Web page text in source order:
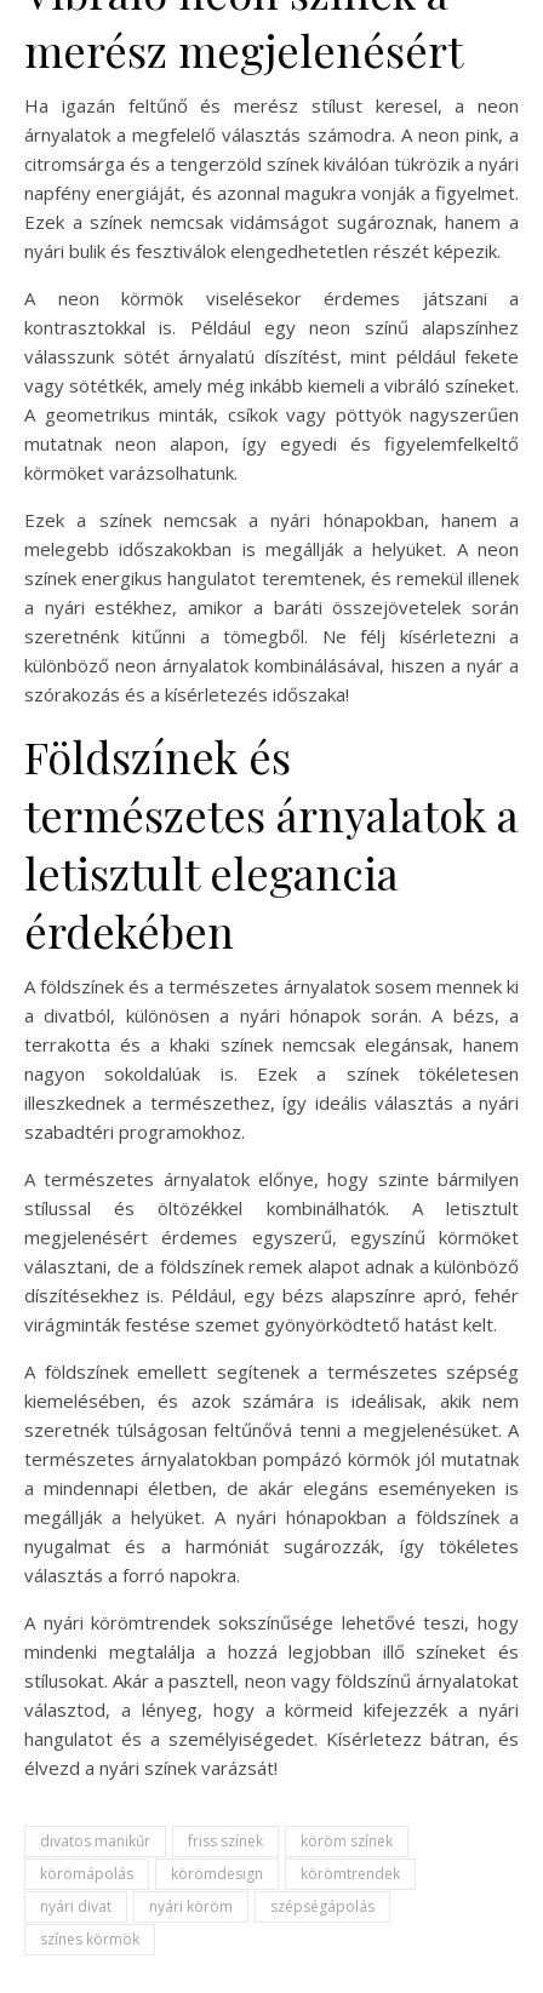
merész megjelenésért
Ha igazán feltűnő és merész stílust keresel, a neon
árnyalatok a megfelelő választás számodra. A neon pink, a
citromsárga és a tengerzöld színek kiválóan tükrözik a nyári
napfény energiáját, és azonnal magukra vonják a figyelmet.
Ezek a színek nemcsak vidámságot sugároznak, hanem a
nyári bulik és fesztiválok elengedhetetlen részét képezik.
A neon körmök viselésekor érdemes játszani a
kontrasztokkal is. Például egy neon színű alapszínhez
válasszunk sötét árnyalatú díszítést, mint például fekete
vagy sötétkék, amely még inkább kiemeli a vibráló színeket.
A geometrikus minták, csíkok vagy pöttyök nagyszerűen
mutatnak neon alapon, így egyedi és figyelemfelkeltő
körmöket varázsolhatunk.
Ezek a színek nemcsak a nyári hónapokban, hanem a
melegebb időszakokban is megállják a helyüket. A neon
színek energikus hangulatot teremtenek, és remekül illenek
a nyári estékhez, amikor a baráti összejövetelek során
szeretnénk kitűnni a tömegből. Ne félj kísérletezni a
különböző neon árnyalatok kombinálásával, hiszen a nyár a
szórakozás és a kísérletezés időszaka!
Földszínek és
természetes árnyalatok a
letisztult elegancia
érdekében
A földszínek és a természetes árnyalatok sosem mennek ki
a divatból, különösen a nyári hónapok során. A bézs, a
terrakotta és a khaki színek nemcsak elegánsak, hanem
nagyon sokoldalúak is. Ezek a színek tökéletesen
illeszkednek a természethez, így ideális választás a nyári
szabadtéri programokhoz.
A természetes árnyalatok előnye, hogy szinte bármilyen
stílussal és öltözékkel kombinálhatók. A letisztult
megjelenésért érdemes egyszerű, egyszínű körmöket
választani, de a földszínek remek alapot adnak a különböző
díszítésekhez is. Például, egy bézs alapszínre apró, fehér
virágminták festése szemet gyönyörködtető hatást kelt.
A földszínek emellett segítenek a természetes szépség
kiemelésében, és azok számára is ideálisak, akik nem
szeretnék túlságosan feltűnővá tenni a megjelenésüket. A
természetes árnyalatokban pompázó körmök jól mutatnak
a mindennapi életben, de akár elegáns eseményeken is
megállják a helyüket. A nyári hónapokban a földszínek a
nyugalmat és a harmóniát sugározzák, így tökéletes
választás a forró napokra.
A nyári körömtrendek sokszínűsége lehetővé teszi, hogy
mindenki megtalálja a hozzá legjobban illő színeket és
stílusokat. Akár a pasztell, neon vagy földszínű árnyalatokat
választod, a lényeg, hogy a körmeid kifejezzék a nyári
hangulatot és a személyiségedet. Kísérletezz bátran, és
élvezd a nyári színek varázsát!
divatos manikűr friss színek
köröm színek
körömápolás
körömdesign
körömtrendek
nyári divat
nyári köröm
szépségápolás
színes körmök